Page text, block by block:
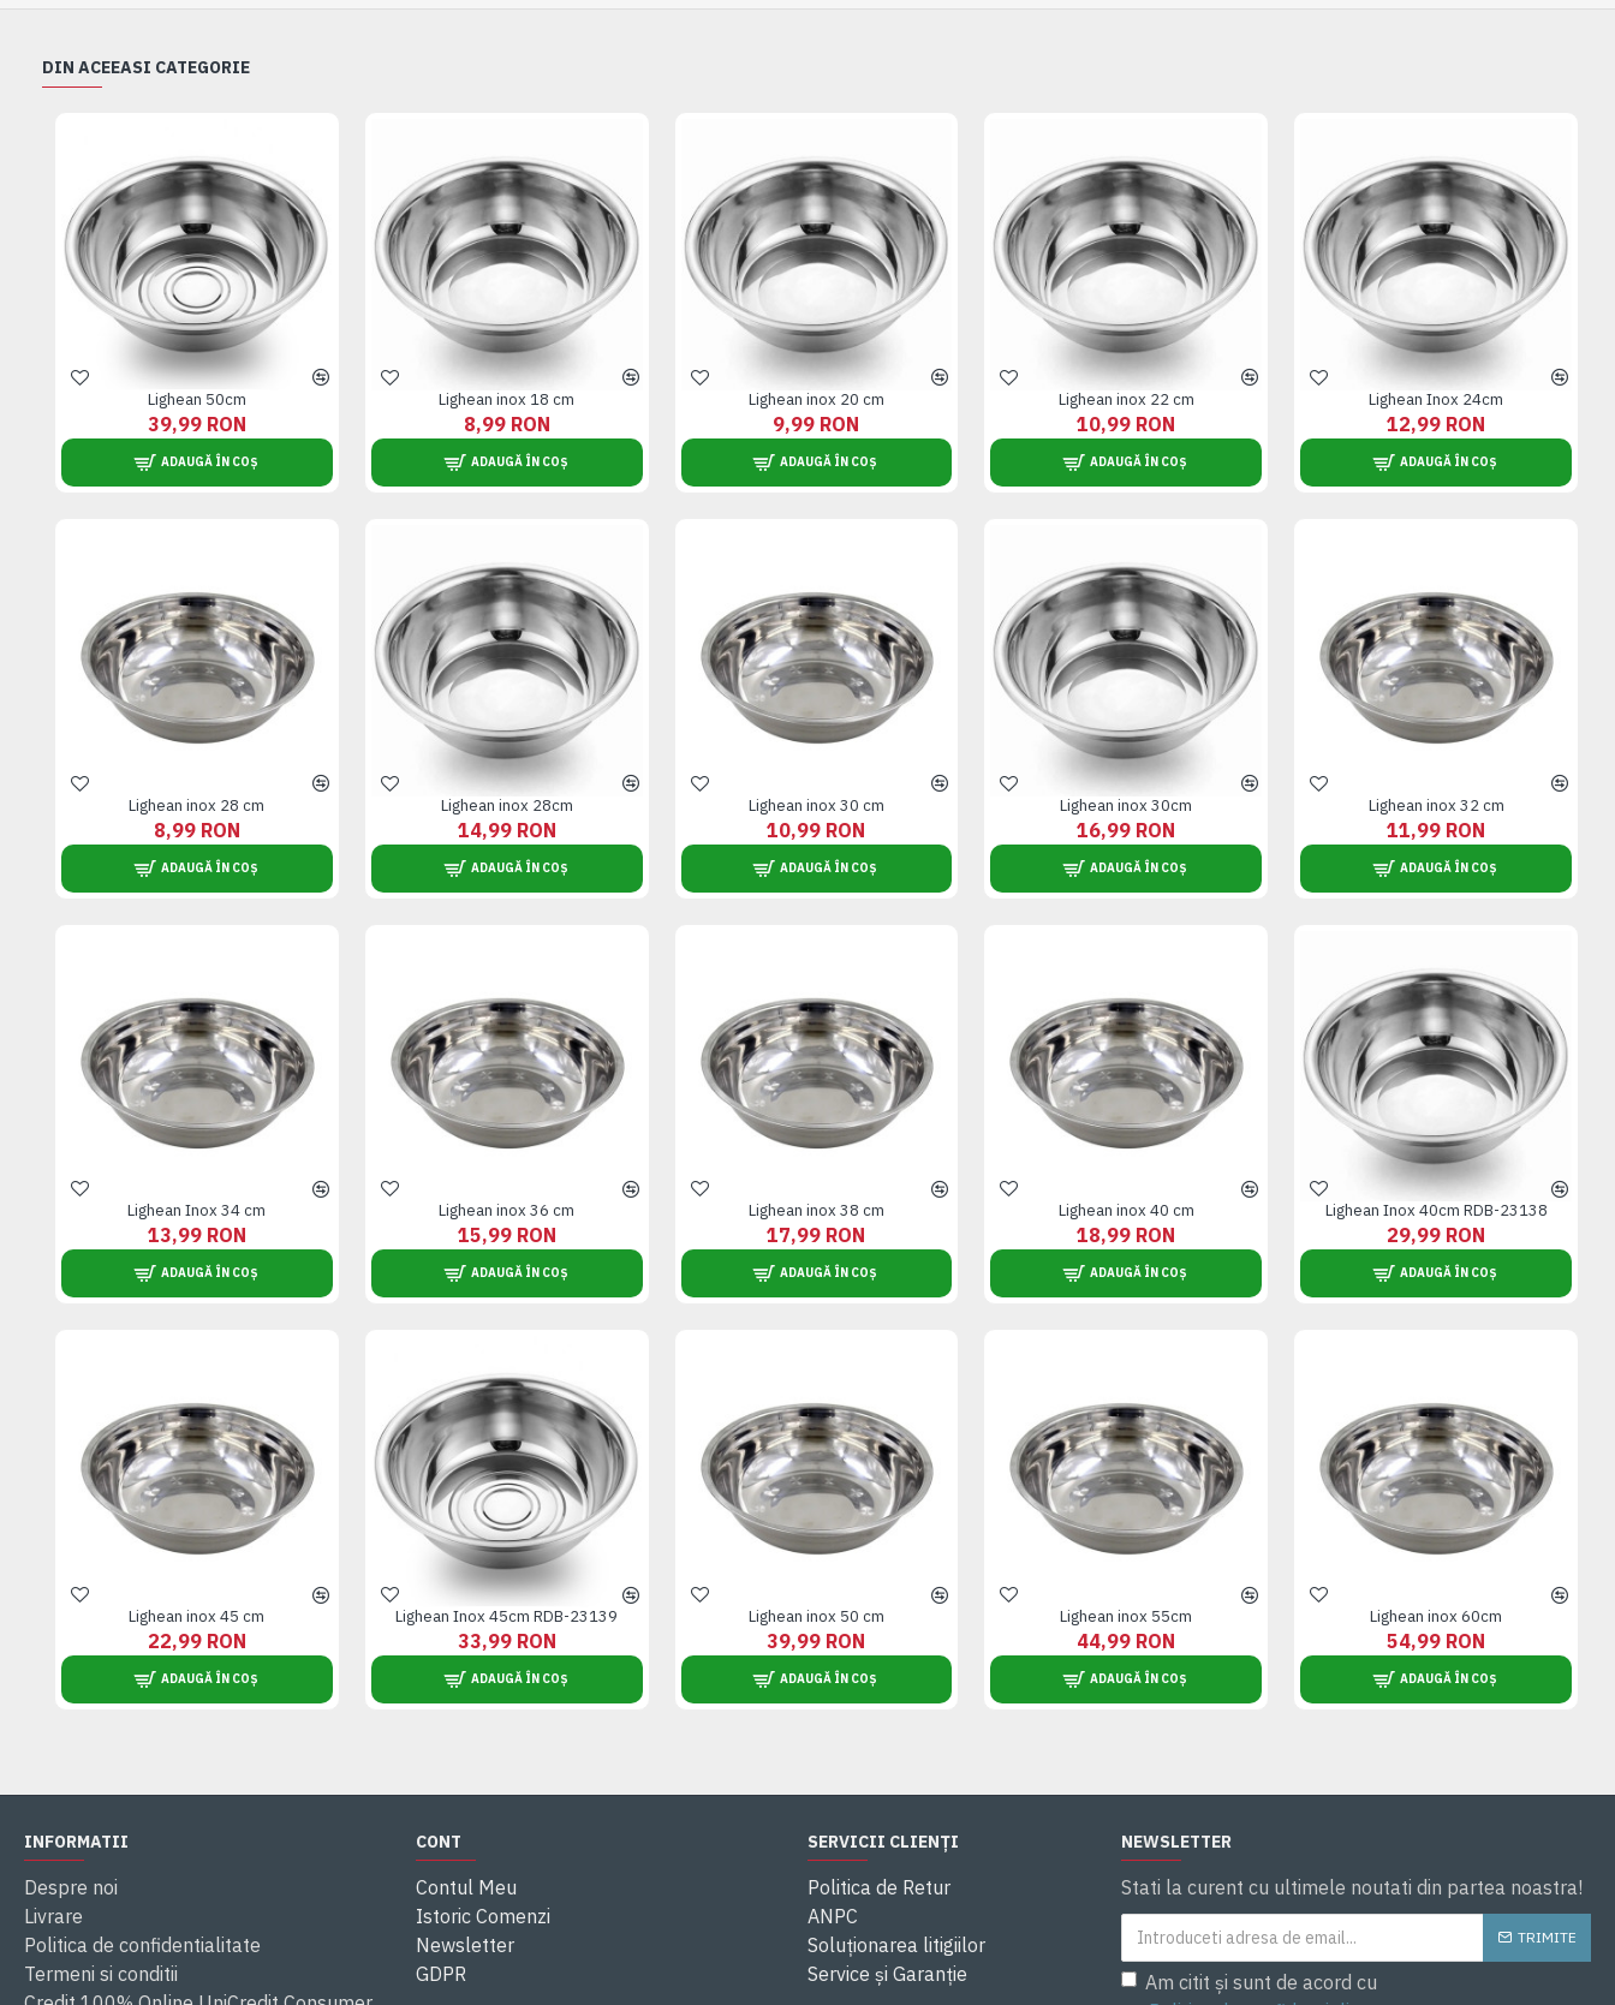
DIN ACEEASI CATEGORIE
Lighean 50cm
39,99 RON
ADAUGĂ ÎN COȘ
Lighean inox 18 cm
8,99 RON
ADAUGĂ ÎN COȘ
Lighean inox 20 cm
9,99 RON
ADAUGĂ ÎN COȘ
Lighean inox 22 cm
10,99 RON
ADAUGĂ ÎN COȘ
Lighean Inox 24cm
12,99 RON
ADAUGĂ ÎN COȘ
Lighean inox 28 cm
8,99 RON
ADAUGĂ ÎN COȘ
Lighean inox 28cm
14,99 RON
ADAUGĂ ÎN COȘ
Lighean inox 30 cm
10,99 RON
ADAUGĂ ÎN COȘ
Lighean inox 30cm
16,99 RON
ADAUGĂ ÎN COȘ
Lighean inox 32 cm
11,99 RON
ADAUGĂ ÎN COȘ
Lighean Inox 34 cm
13,99 RON
ADAUGĂ ÎN COȘ
Lighean inox 36 cm
15,99 RON
ADAUGĂ ÎN COȘ
Lighean inox 38 cm
17,99 RON
ADAUGĂ ÎN COȘ
Lighean inox 40 cm
18,99 RON
ADAUGĂ ÎN COȘ
Lighean Inox 40cm RDB-23138
29,99 RON
ADAUGĂ ÎN COȘ
Lighean inox 45 cm
22,99 RON
ADAUGĂ ÎN COȘ
Lighean Inox 45cm RDB-23139
33,99 RON
ADAUGĂ ÎN COȘ
Lighean inox 50 cm
39,99 RON
ADAUGĂ ÎN COȘ
Lighean inox 55cm
44,99 RON
ADAUGĂ ÎN COȘ
Lighean inox 60cm
54,99 RON
ADAUGĂ ÎN COȘ
INFORMATII
Despre noi
Livrare
Politica de confidentialitate
Termeni si conditii
CONT
Contul Meu
Istoric Comenzi
Newsletter
GDPR
SERVICII CLIENȚI
Politica de Retur
ANPC
Soluționarea litigiilor
Service și Garanție
NEWSLETTER
Stati la curent cu ultimele noutati din partea noastra!
TRIMITE
Am citit și sunt de acord cu